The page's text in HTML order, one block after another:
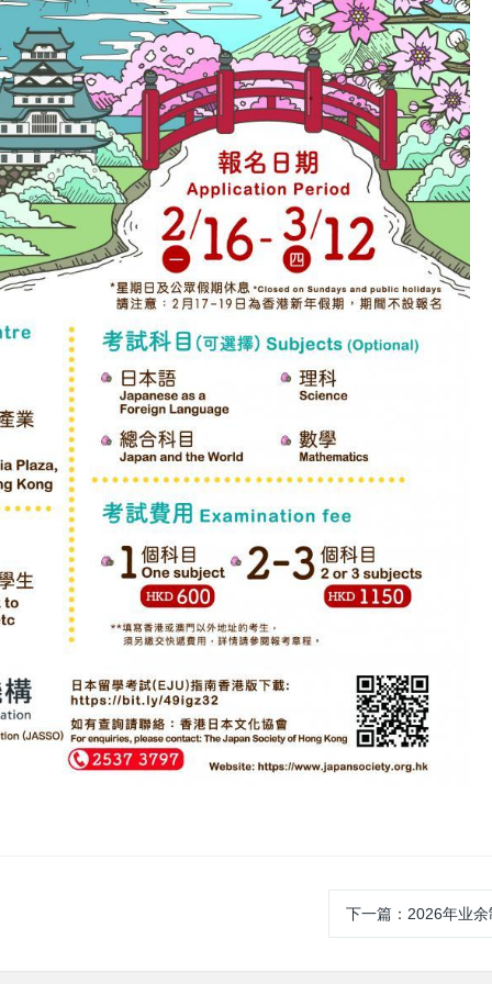
下一篇：2026年业